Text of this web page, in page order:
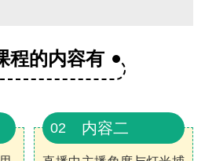
程的内容有
02 内容二